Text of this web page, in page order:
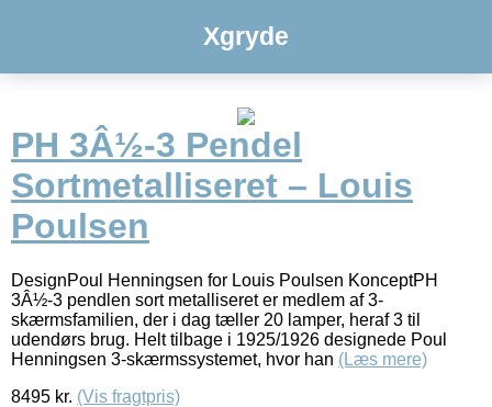
Xgryde
PH 3Â½-3 Pendel
Sortmetalliseret – Louis
Poulsen
DesignPoul Henningsen for Louis Poulsen KonceptPH
3Â½-3 pendlen sort metalliseret er medlem af 3-
skærmsfamilien, der i dag tæller 20 lamper, heraf 3 til
udendørs brug. Helt tilbage i 1925/1926 designede Poul
Henningsen 3-skærmssystemet, hvor han (Læs mere)
8495 kr. (Vis fragtpris)